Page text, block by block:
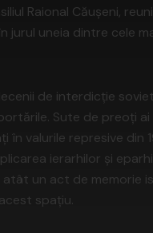
Raional Căușeni,
uneia dintre cele
de interdicție
Sute de preoți ai
valurile represive din
ierarhilor și
un act de memorie
spațiu.